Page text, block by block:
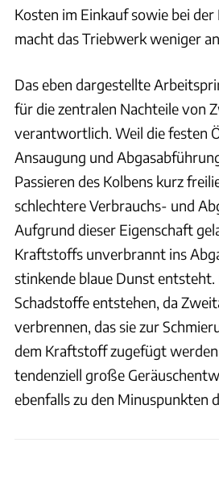
Kosten im Einkauf sowie bei
macht das Triebwerk weniger
Das eben dargestellte
für die zentralen Nachteile von
verantwortlich. Weil die festen
Ansaugung und
Passieren des Kolbens kurz
schlechtere Verbrauchs- und
Aufgrund dieser Eigenschaft
Kraftstoffs unverbrannt ins
stinkende blaue Dunst entsteht.
Schadstoffe entstehen, da
verbrennen, das sie zur
dem Kraftstoff zugefügt werden
tendenziell große
ebenfalls zu den Minuspunkten